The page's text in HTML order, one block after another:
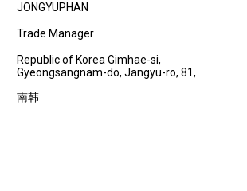
JONGYUPHAN
Trade Manager
Republic of Korea Gimhae-si,
Gyeongsangnam-do, Jangyu-ro, 81,
南韩